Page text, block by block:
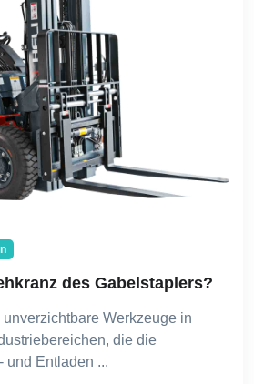
des Gabelstaplers?
Werkzeuge in
die die
und Entladen ...